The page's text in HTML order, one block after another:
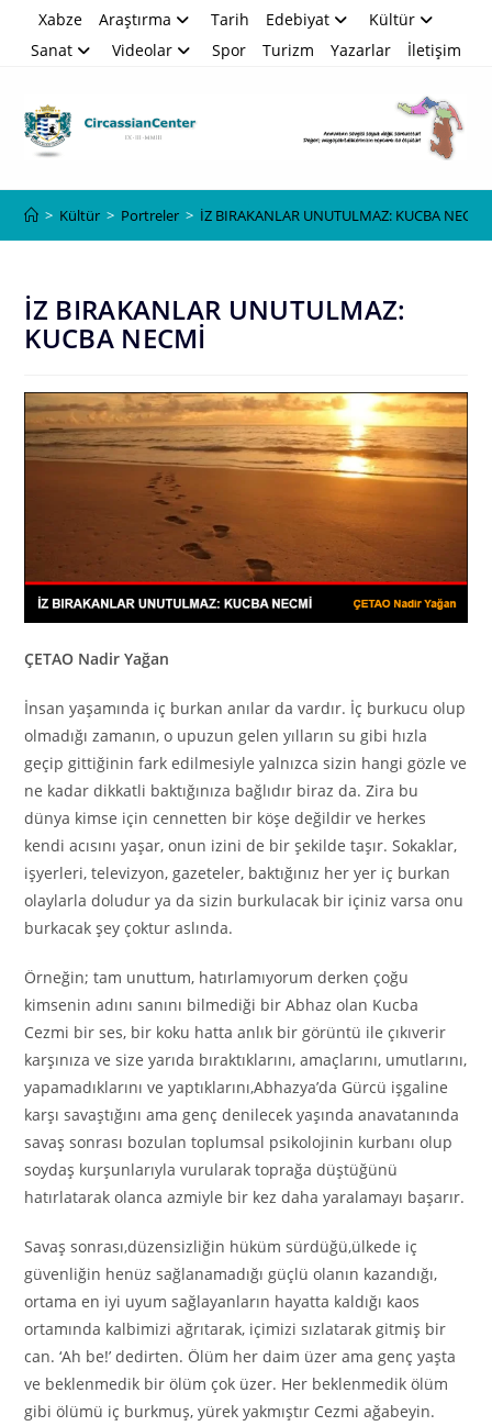
Xabze Araştırma Tarih Edebiyat
Kültür
Sanat
Videolar Spor Turizm Yazarlar İletişim
> Kültür > Portreler > İZ BIRAKANLAR UNUTULMAZ: KUCBA NECMİ
İZ BIRAKANLAR UNUTULMAZ:
KUCBA NECMİ
ÇETAO Nadir Yağan
İnsan yaşamında iç burkan anılar da vardır. İç burkucu olup
olmadığı zamanın, o upuzun gelen yılların su gibi hızla
geçip gittiğinin fark edilmesiyle yalnızca sizin hangi gözle ve
ne kadar dikkatli baktığınıza bağlıdır biraz da. Zira bu
dünya kimse için cennetten bir köşe değildir ve herkes
kendi acısını yaşar, onun izini de bir şekilde taşır. Sokaklar,
işyerleri, televizyon, gazeteler, baktığınız her yer iç burkan
olaylarla doludur ya da sizin burkulacak bir içiniz varsa onu
burkacak şey çoktur aslında.
Örneğin; tam unuttum, hatırlamıyorum derken çoğu
kimsenin adını sanını bilmediği bir Abhaz olan Kucba
Cezmi bir ses, bir koku hatta anlık bir görüntü ile çıkıverir
karşınıza ve size yarıda bıraktıklarını, amaçlarını, umutlarını,
yapamadıklarını ve yaptıklarını,Abhazya’da Gürcü işgaline
karşı savaştığını ama genç denilecek yaşında anavatanında
savaş sonrası bozulan toplumsal psikolojinin kurbanı olup
soydaş kurşunlarıyla vurularak toprağa düştüğünü
hatırlatarak olanca azmiyle bir kez daha yaralamayı başarır.
Savaş sonrası,düzensizliğin hüküm sürdüğü,ülkede iç
güvenliğin henüz sağlanamadığı güçlü olanın kazandığı,
ortama en iyi uyum sağlayanların hayatta kaldığı kaos
ortamında kalbimizi ağrıtarak, içimizi sızlatarak gitmiş bir
can. ‘Ah be!’ dedirten. Ölüm her daim üzer ama genç yaşta
ve beklenmedik bir ölüm çok üzer. Her beklenmedik ölüm
gibi ölümü iç burkmuş, yürek yakmıştır Cezmi ağabeyin.